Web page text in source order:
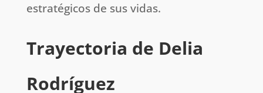
estratégicos de sus vidas.
Trayectoria de Delia
Rodríguez